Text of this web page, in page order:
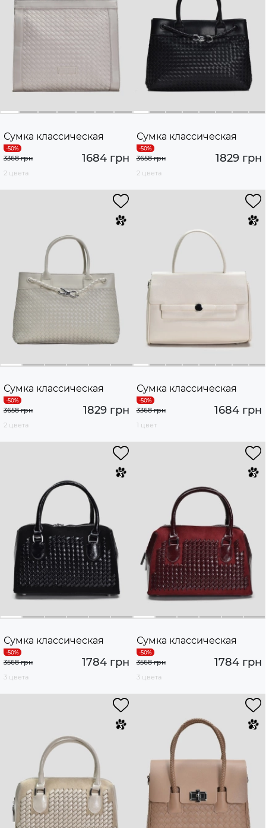
Сумка классическая
1684 грн
3368 грн
2 цвета
Сумка классическая
1829 грн
3658 грн
2 цвета
Сумка классическая
1829 грн
3658 грн
2 цвета
Сумка классическая
1684 грн
3368 грн
1 цвет
Сумка классическая
1784 грн
3568 грн
3 цвета
Сумка классическая
1784 грн
3568 грн
3 цвета